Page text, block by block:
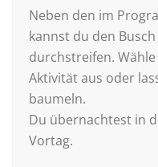
Neben den im
kannst du den
durchstreifen.
Aktivität aus oder
baumeln.
Du übernachtest in
Vortag.